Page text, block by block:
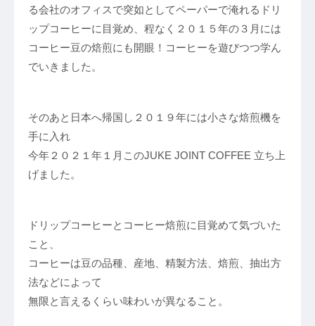
る会社のオフィスで突如としてペーパーで淹れるドリ
ップコーヒーに目覚め、程なく２０１５年の３月には
コーヒー豆の焙煎にも開眼！コーヒーを遊びつつ学ん
でいきました。
そのあと日本へ帰国し２０１９年には小さな焙煎機を
手に入れ
今年２０２１年１月このJUKE JOINT COFFEE 立ち上
げました。
ドリップコーヒーとコーヒー焙煎に目覚めて気づいた
こと、
コーヒーは豆の品種、産地、精製方法、焙煎、抽出方
法などによって
無限と言えるくらい味わいが異なること。